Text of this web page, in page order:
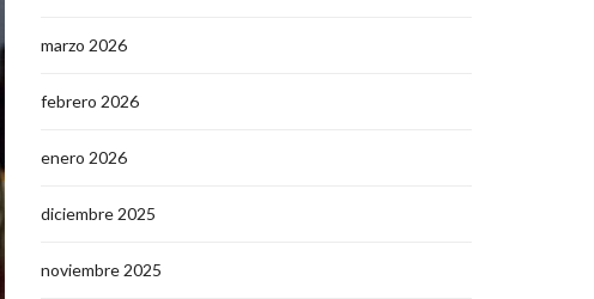
marzo 2026
febrero 2026
enero 2026
diciembre 2025
noviembre 2025